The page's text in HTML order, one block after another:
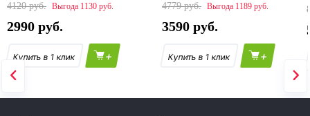
4120
1130
2990
+
4779
1189
3590
+